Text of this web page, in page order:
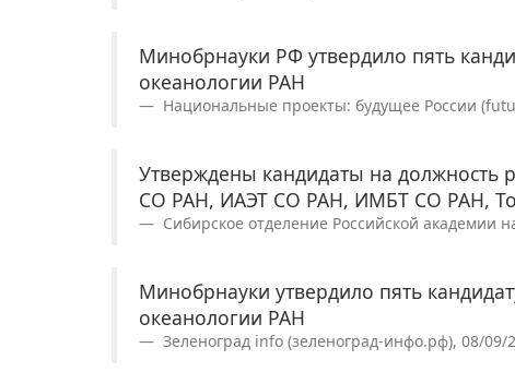
Минобрнауки РФ утвердило пять
океанологии РАН
Национальные проекты: будущее России
Утверждены кандидаты на
СО РАН, ИАЭТ СО РАН, ИМБТ СО РАН,
Сибирское отделение Российской академии
Минобрнауки утвердило пять
океанологии РАН
Зеленоград info (зеленоград-инфо.рф), 08/09/